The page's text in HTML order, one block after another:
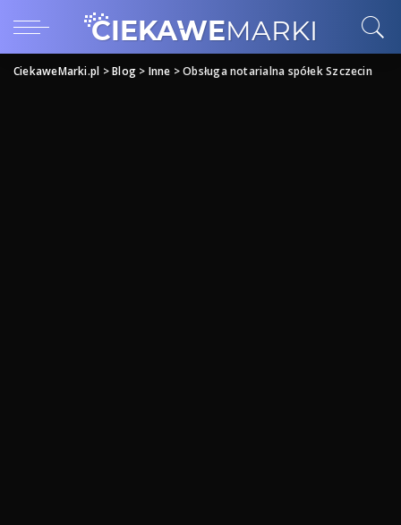
CiekaweMarki.pl >Blog> Inne >Obsługa notarialna spółek Szczecin